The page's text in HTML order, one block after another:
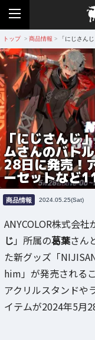
トップ > 商品情報 > 「にじさん
「にじさんじ
ムさんのバト
28日に発売！
ーセットなど
商品情報 2024.05.25(Sat)
ANYCOLOR株式会
じ 」所属の葛葉さん
た新グッズ「
him」が発売される
アクリルスタンドや
イテムが2024年5月